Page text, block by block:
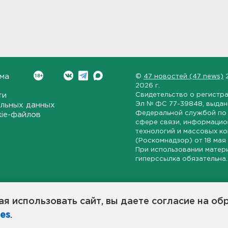
использовать сайт, вы даете согласие на
.
данных
файлов
© 47 новостей (47 news)
2026 г.
Свидетельство о
Эл № ФС 77-39848 ,
Федеральной службой по
сфере связи,
технологий и массовых
(Роскомнадзор) от 18 мая
При использовании
гиперссылка обязательна.
области, экономической и инвестиционной активности в
станет популярной и конструктивной площадкой
в 47-м регионе России.